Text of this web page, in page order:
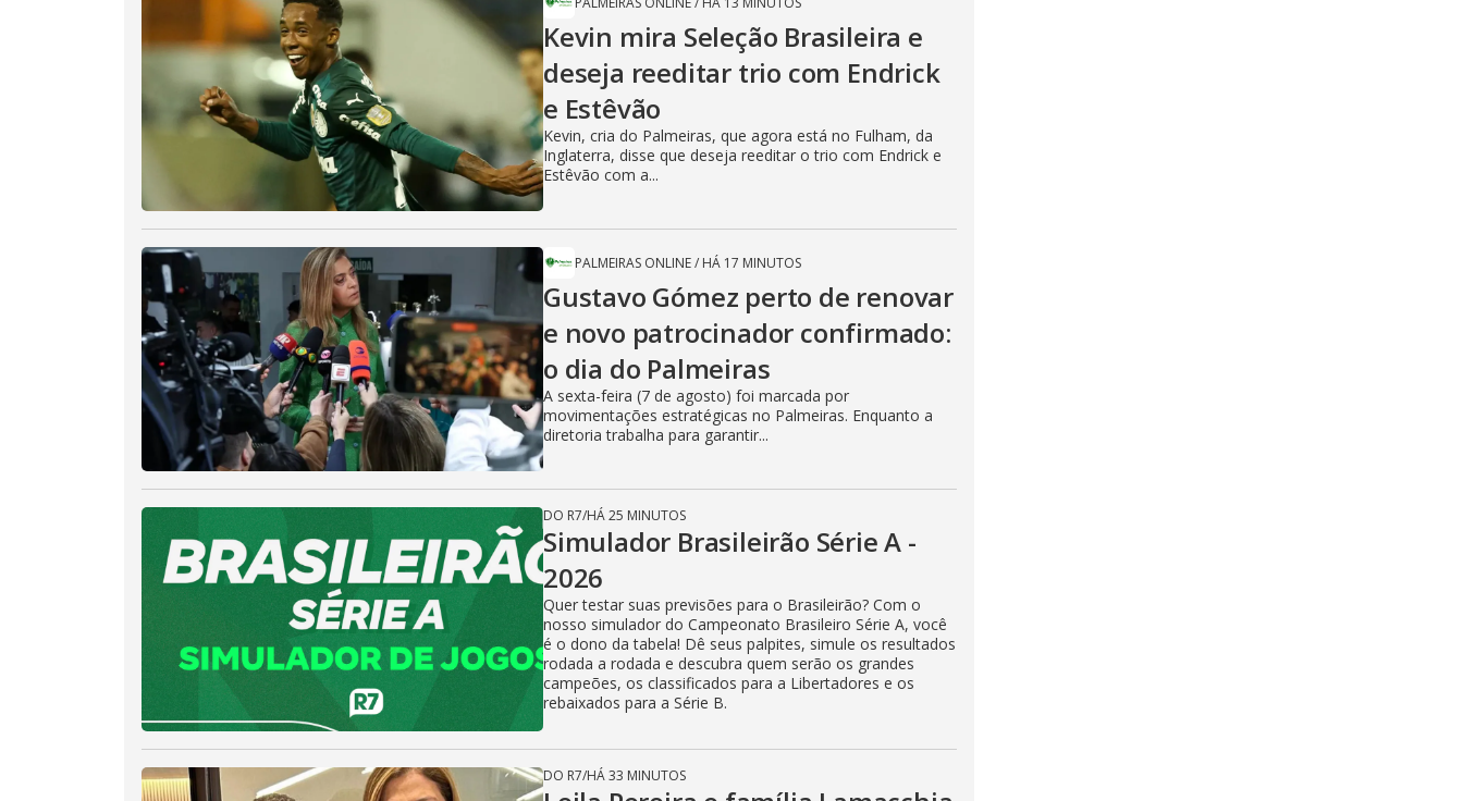
Kevin mira Seleção Brasileira e
deseja reeditar trio com Endrick
e Estêvão
Kevin, cria do Palmeiras, que agora está no Fulham, da
Inglaterra, disse que deseja reeditar o trio com Endrick e
Estêvão com a...
PALMEIRAS ONLINE/ HÁ 17 MINUTOS
Gustavo Gómez perto de renovar
e novo patrocinador confirmado:
o dia do Palmeiras
A sexta-feira (7 de agosto) foi marcada por
movimentações estratégicas no Palmeiras. Enquanto a
diretoria trabalha para garantir...
DO R7/HÁ 25 MINUTOS
Simulador Brasileirão Série A -
2026
Quer testar suas previsões para o Brasileirão? Com o
nosso simulador do Campeonato Brasileiro Série A, você
é o dono da tabela! Dê seus palpites, simule os resultados
rodada a rodada e descubra quem serão os grandes
campeões, os classificados para a Libertadores e os
rebaixados para a Série B.
DO R7/HÁ 33 MINUTOS